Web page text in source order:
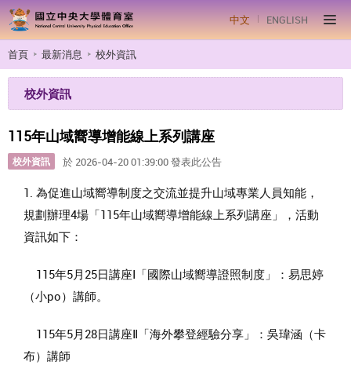
中文 ENGLISH
首頁 最新消息 校外資訊
校外資訊
115年山域嚮導增能線上系列講座
校外資訊 於 2026-04-20 01:39:00 發表此公告
1. 為促進山域嚮導制度之交流並提升山域專業人員知能，
規劃辦理4場「115年山域嚮導增能線上系列講座」，活動
資訊如下：
115年5月25日講座Ⅰ「國際山域嚮導證照制度」：易思婷
（小po）講師。
115年5月28日講座Ⅱ「海外攀登經驗分享」：吳瑋涵（卡
布）講師